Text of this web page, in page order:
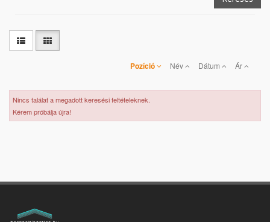
Pozíció Név Dátum Ár
Nincs találat a megadott keresési feltételeknek.
Kérem próbálja újra!